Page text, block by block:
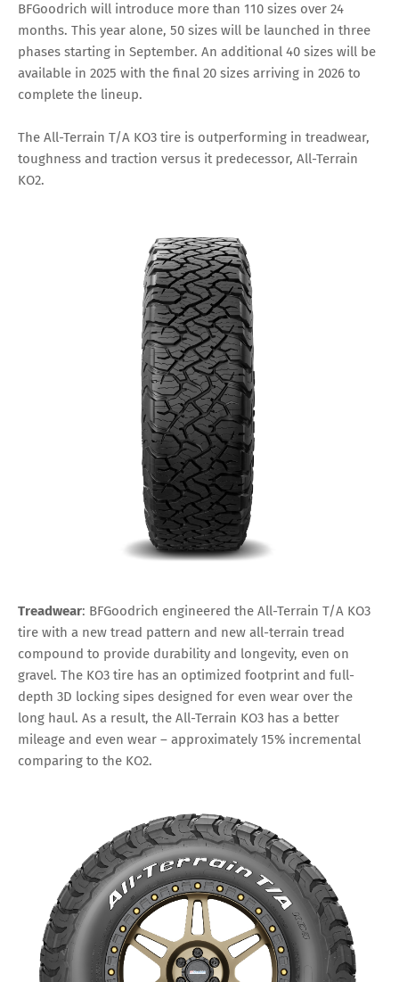
BFGoodrich will introduce more than 110 sizes over 24
months. This year alone, 50 sizes will be launched in three
phases starting in September. An additional 40 sizes will be
available in 2025 with the final 20 sizes arriving in 2026 to
complete the lineup.
The All-Terrain T/A KO3 tire is outperforming in treadwear,
toughness and traction versus it predecessor, All-Terrain
KO2.
Treadwear: BFGoodrich engineered the All-Terrain T/A KO3
tire with a new tread pattern and new all-terrain tread
compound to provide durability and longevity, even on
gravel. The KO3 tire has an optimized footprint and full-
depth 3D locking sipes designed for even wear over the
long haul. As a result, the All-Terrain KO3 has a better
mileage and even wear – approximately 15% incremental
comparing to the KO2.